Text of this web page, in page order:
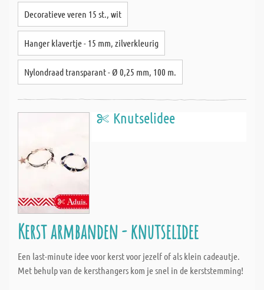
Decoratieve veren 15 st., wit
Hanger klavertje - 15 mm, zilverkleurig
Nylondraad transparant - Ø 0,25 mm, 100 m.
Knutselidee
Kerst armbanden - knutselidee
Een last-minute idee voor kerst voor jezelf of als klein cadeautje.
Met behulp van de kersthangers kom je snel in de kerststemming!